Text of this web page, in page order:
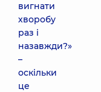
вигнати
хворобу
раз і
назавжди?»
–
оскільки
це